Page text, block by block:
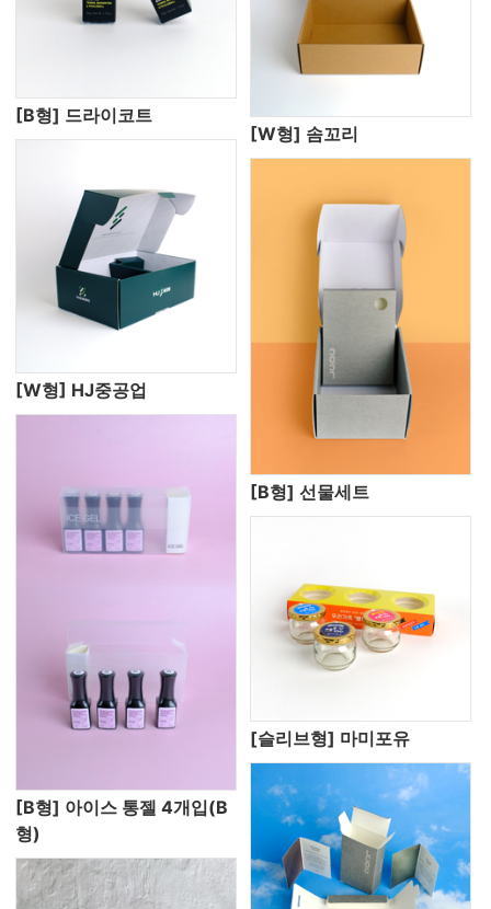
[B형] 드라이코트
[W형] 솜꼬리
[W형] HJ중공업
[B형] 선물세트
[B형] 아이스 통젤 4개입(B
형)
[슬리브형] 마미포유